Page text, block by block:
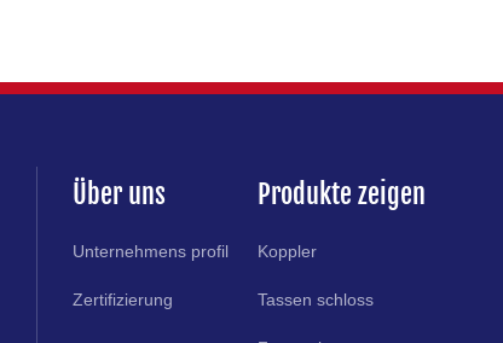
Über uns
Unternehmens profil
Zertifizierung
Produkte zeigen
Koppler
Tassen schloss